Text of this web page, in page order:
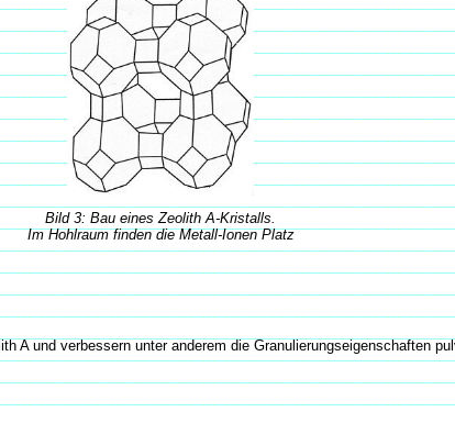
Bild 3: Bau eines Zeolith A-Kristalls.
Im Hohlraum finden die Metall-Ionen Platz
A und verbessern unter anderem die Granulierungseigenschaften